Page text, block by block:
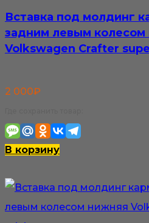
Вставка под молдинг
задним левым колесом
Volkswagen Crafter
2 000₽
В корзину